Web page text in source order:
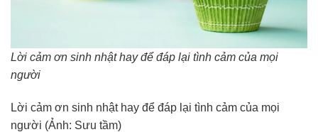
Lời cảm ơn sinh nhật hay để đáp lại tình cảm của mọi
người
Lời cảm ơn sinh nhật hay để đáp lại tình cảm của mọi
người (Ảnh: Sưu tầm)